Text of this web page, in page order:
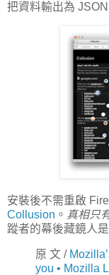
把資料輸出為
安裝後不需重啟
Collusion 。 真相只
蹤者的幕後藏鏡人是
原 文 /
you • Mozilla